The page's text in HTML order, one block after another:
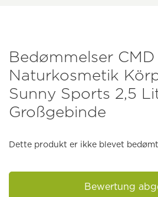
Bedømmelser CMD
Naturkosmetik
Sunny Sports 2,5
Großgebinde
Dette produkt er ikke blevet
Bewertung